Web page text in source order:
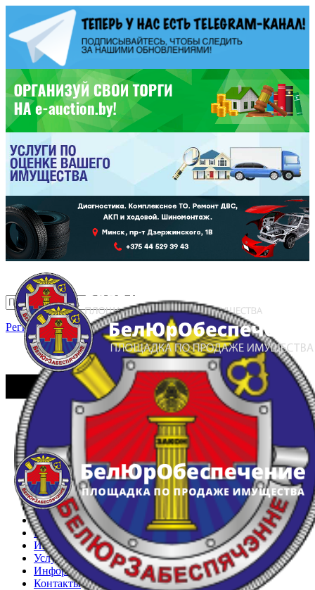
Регистрация Вход
Главная
Арестованное имущество
Реестр несостоявшихся торгов
Реестр переоценок
Частное имущество
Государственное имущество
Интернет-магазин
Интернет-витрина
Услуги
Информация
Контакты